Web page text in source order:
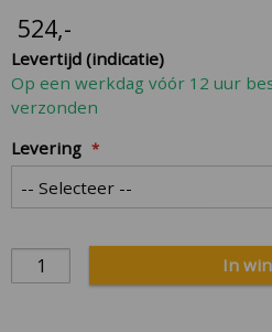
524,-
Levertijd (indicatie)
Op een werkdag vóór 12 uur
verzonden
Levering
In
the
images
gallery